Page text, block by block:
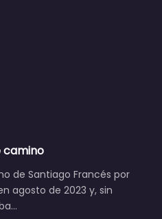
camino
de Santiago Francés por
agosto de 2023 y, sin